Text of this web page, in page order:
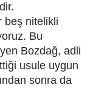
beş nitelikli
Bu
Bozdağ, adli
usule uygun
sonra da